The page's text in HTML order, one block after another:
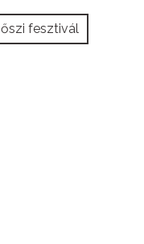
őszi fesztivál